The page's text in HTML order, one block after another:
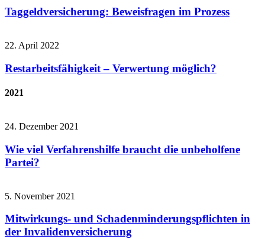
Taggeldversicherung: Beweisfragen im Prozess
22. April 2022
Restarbeitsfähigkeit – Verwertung möglich?
2021
24. Dezember 2021
Wie viel Verfahrenshilfe braucht die unbeholfene
Partei?
5. November 2021
Mitwirkungs- und Schadenminderungspflichten in
der Invalidenversicherung